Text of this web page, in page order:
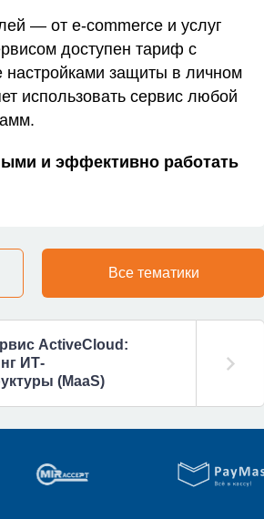
— от e‑commerce и услуг
доступен тариф с
защиты в личном
использовать сервис любой
и эффективно работать
Все тематики
ActiveCloud:
ИТ-
(MaaS)